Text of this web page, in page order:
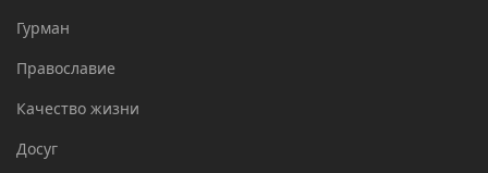
Гурман
Православие
Качество жизни
Досуг